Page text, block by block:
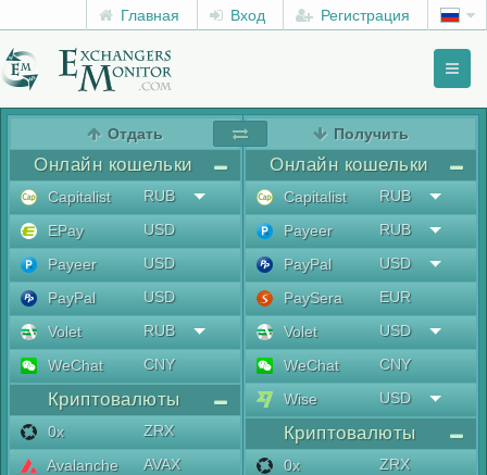
Главная Вход Регистрация
Отдать
Онлайн кошельки
Capitalist
RUB
EPay
USD
Payeer
USD
PayPal
USD
Volet
RUB
WeChat
CNY
Криптовалюты
0x
ZRX
Avalanche
AVAX
Получить
Онлайн кошельки
Capitalist
RUB
Payeer
RUB
PayPal
USD
PaySera
EUR
Volet
USD
WeChat
CNY
Wise
USD
Криптовалюты
0x
ZRX